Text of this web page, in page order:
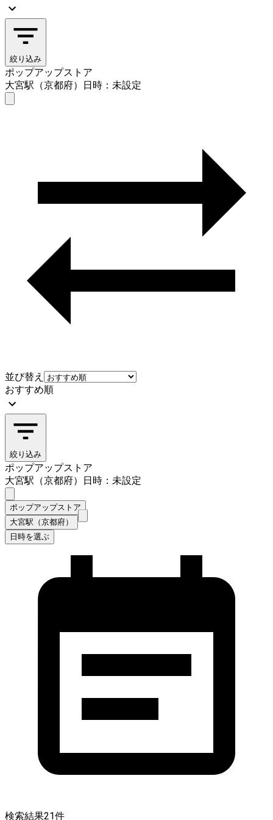
絞り込み
ポップアップストア
大宮駅（京都府）
日時：未設定
並び替え
おすすめ順
絞り込み
ポップアップストア
大宮駅（京都府）
日時：未設定
ポップアップストア
大宮駅（京都府）
日時を選ぶ
検索結果21件